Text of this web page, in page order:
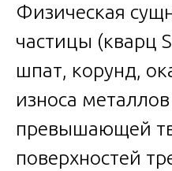
Физическая
частицы (кварц
шпат, корунд,
износа
превышающей
поверхностей